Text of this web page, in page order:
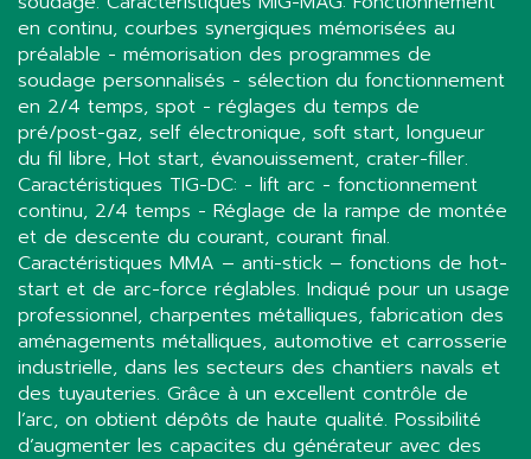
en continu, courbes synergiques mémorisées au
préalable - mémorisation des programmes de
soudage personnalisés - sélection du fonctionnement
en 2/4 temps, spot - réglages du temps de
pré/post-gaz, self électronique, soft start, longueur
du fil libre, Hot start, évanouissement, crater-filler.
Caractéristiques TIG-DC: - lift arc - fonctionnement
continu, 2/4 temps - Réglage de la rampe de montée
et de descente du courant, courant final.
Caractéristiques MMA – anti-stick – fonctions de hot-
start et de arc-force réglables. Indiqué pour un usage
professionnel, charpentes métalliques, fabrication des
aménagements métalliques, automotive et carrosserie
industrielle, dans les secteurs des chantiers navals et
des tuyauteries. Grâce à un excellent contrôle de
l’arc, on obtient dépôts de haute qualité. Possibilité
d’augmenter les capacites du générateur avec des